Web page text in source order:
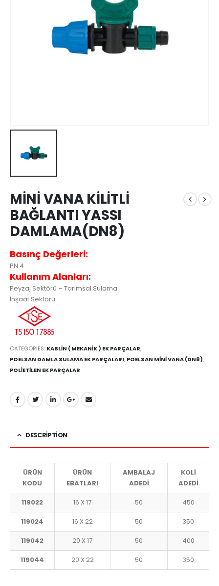
MİNİ VANA KİLİTLİ
BAĞLANTI YASSI
DAMLAMA(DN8)
Basınç Değerleri:
PN 4
Kullanım Alanları:
Peyzaj Sektörü – Tarımsal Sulama
İnşaat Sektörü
CATEGORIES: KABLİN ( MEKANİK ) EK PARÇALAR,
POELSAN DAMLA SULAMA EK PARÇALARI, POELSAN MİNİ VANA (DN8),
POLİETİLEN EK PARÇALAR
DESCRIPTION
ÜRÜN
KODU
ÜRÜN
EBATLARI
AMBALAJ
ADEDİ
KOLİ
ADEDİ
119022 16 X 17 50 450
119024 16 X 22 50 350
119042 20 X 17 50 400
119044 20 X 22 50 350